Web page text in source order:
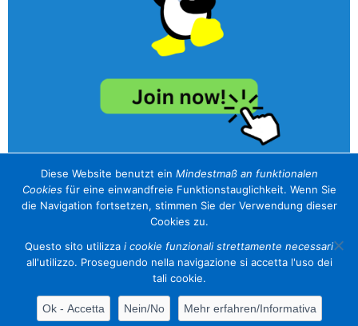
unser Sponsor / il nostro sponsor
Contacts Cookies Event calendar Information Center
Diese Website benutzt ein Mindestmaß an funktionalen
Cookiesfür eine einwandfreie Funktionstauglichkeit. Wenn Sie
die Navigation fortsetzen, stimmen Sie der Verwendung dieser
Cookies zu.
Questo sito utilizza i cookie funzionali strettamente necessari
all'utilizzo. Proseguendo nella navigazione si accetta l'uso dei
tali cookie.
Ok - Accetta Nein/No Mehr erfahren/Informativa